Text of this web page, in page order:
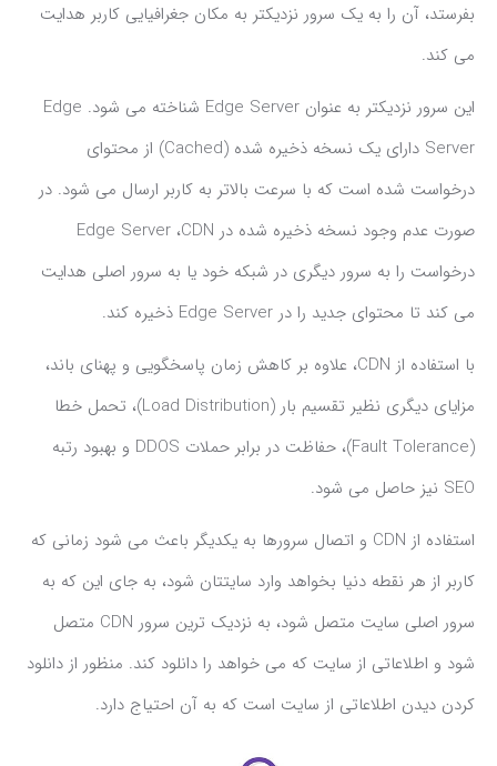
بفرستد، آن را به یک سرور نزدیکتر به مکان جغرافیایی کاربر هدایت
می کند.
این سرور نزدیکتر به عنوان Edge Server شناخته می شود. Edge
Server دارای یک نسخه ذخیره شده (Cached) از محتوای
درخواست شده است که با سرعت بالاتر به کاربر ارسال می شود. در
صورت عدم وجود نسخه ذخیره شده در Edge Server ،CDN
درخواست را به سرور دیگری در شبکه خود یا به سرور اصلی هدایت
می کند تا محتوای جدید را در Edge Server ذخیره کند.
با استفاده از CDN، علاوه بر کاهش زمان پاسخگویی و پهنای باند،
مزایای دیگری نظیر تقسیم بار (Load Distribution)، تحمل خطا
(Fault Tolerance)، حفاظت در برابر حملات DDOS و بهبود رتبه
SEO نیز حاصل می شود.
استفاده از CDN و اتصال سرورها به یکدیگر باعث می شود زمانی که
کاربر از هر نقطه دنیا بخواهد وارد سایتتان شود، به جای این که به
سرور اصلی سایت متصل شود، به نزدیک ترین سرور CDN متصل
شود و اطلاعاتی از سایت که می خواهد را دانلود کند. منظور از دانلود
کردن دیدن اطلاعاتی از سایت است که به آن احتیاج دارد.